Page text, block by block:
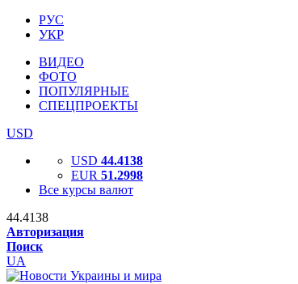
РУС
УКР
ВИДЕО
ФОТО
ПОПУЛЯРНЫЕ
СПЕЦПРОЕКТЫ
USD
USD 44.4138
EUR 51.2998
Все курсы валют
44.4138
Авторизация
Поиск
UA